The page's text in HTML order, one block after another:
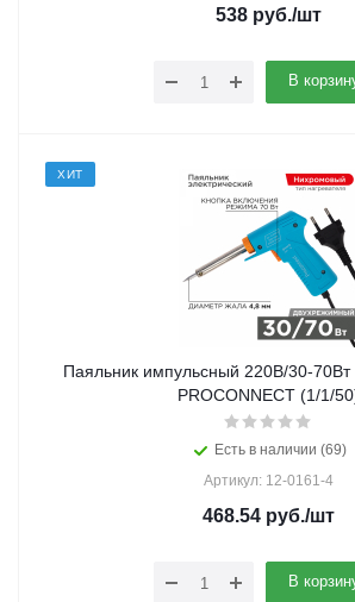
538руб./шт
В
ХИТ
Паяльник импульсный 220В/30-70Вт
PROCONNECT (1/1/
Есть в наличии (69)
Артикул: 12-0161-4
468.54руб./шт
В